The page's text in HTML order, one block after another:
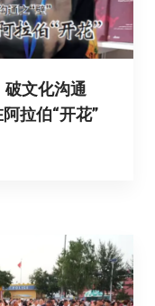
破文化沟通
拉伯“开花”